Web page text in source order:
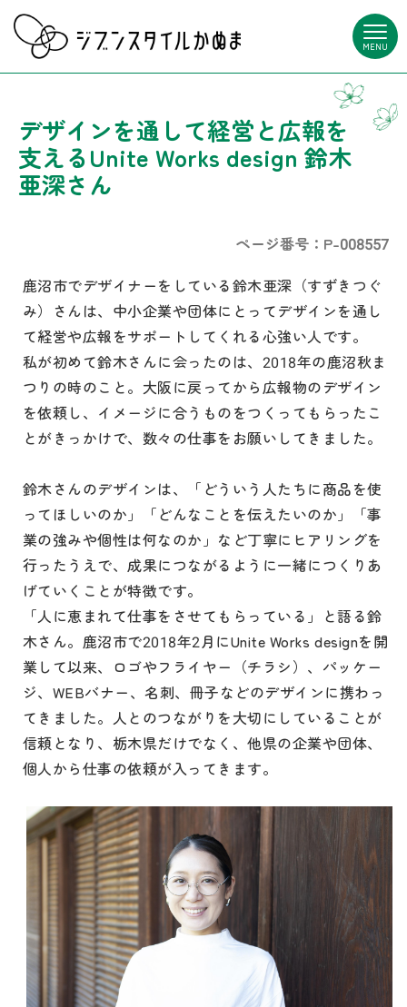
MENU
デザインを通して経営と広報を
支えるUnite Works design 鈴木
亜深さん
ページ番号：P-008557
鹿沼市でデザイナーをしている鈴木亜深（すずきつぐ
み）さんは、中小企業や団体にとってデザインを通し
て経営や広報をサポートしてくれる心強い人です。
私が初めて鈴木さんに会ったのは、2018年の鹿沼秋ま
つりの時のこと。大阪に戻ってから広報物のデザイン
を依頼し、イメージに合うものをつくってもらったこ
とがきっかけで、数々の仕事をお願いしてきました。
鈴木さんのデザインは、「どういう人たちに商品を使
ってほしいのか」「どんなことを伝えたいのか」「事
業の強みや個性は何なのか」など丁寧にヒアリングを
行ったうえで、成果につながるように一緒につくりあ
げていくことが特徴です。
「人に恵まれて仕事をさせてもらっている」と語る鈴
木さん。鹿沼市で2018年2月にUnite Works designを開
業して以来、ロゴやフライヤー（チラシ）、パッケー
ジ、WEBバナー、名刺、冊子などのデザインに携わっ
てきました。人とのつながりを大切にしていることが
信頼となり、栃木県だけでなく、他県の企業や団体、
個人から仕事の依頼が入ってきます。